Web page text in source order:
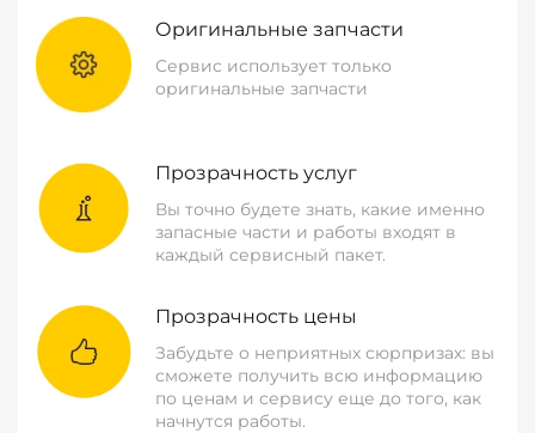
Оригинальные запчасти
Сервис использует только
оригинальные запчасти
Прозрачность услуг
Вы точно будете знать, какие именно
запасные части и работы входят в
каждый сервисный пакет.
Прозрачность цены
Забудьте о неприятных сюрпризах: вы
сможете получить всю информацию
по ценам и сервису еще до того, как
начнутся работы.